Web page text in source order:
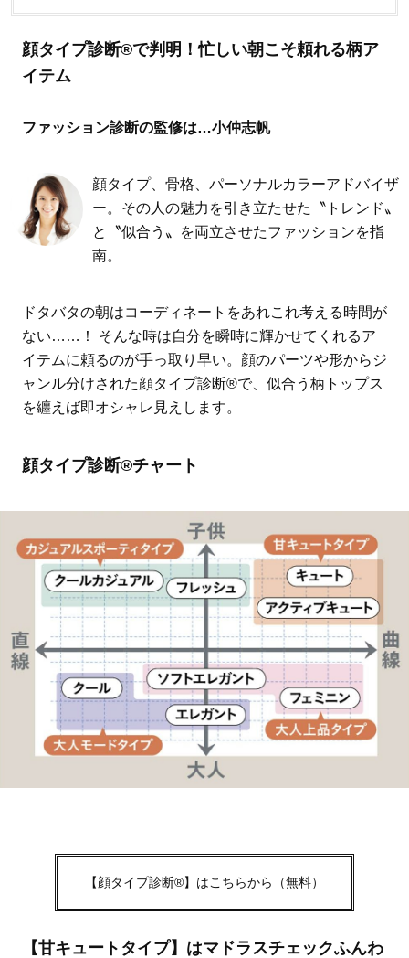
顔タイプ診断®で判明！忙しい朝こそ頼れる柄ア
イテム
ファッション診断の監修は…小仲志帆
顔タイプ、骨格、パーソナルカラーアドバイザ
ー。その人の魅力を引き立たせた〝トレンド〟
と〝似合う〟を両立させたファッションを指
南。
ドタバタの朝はコーディネートをあれこれ考える時間が
ない……！ そんな時は自分を瞬時に輝かせてくれるア
イテムに頼るのが手っ取り早い。顔のパーツや形からジ
ャンル分けされた顔タイプ診断®で、似合う柄トップス
を纏えば即オシャレ見えします。
顔タイプ診断®チャート
【顔タイプ診断®】はこちらから（無料）
【甘キュートタイプ】はマドラスチェックふんわ